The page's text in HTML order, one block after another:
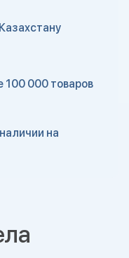
000 товаров
на